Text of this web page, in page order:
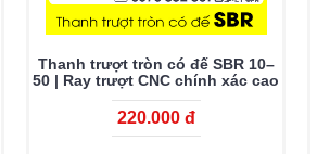
Thanh trượt tròn có đế SBR 10–
50 | Ray trượt CNC chính xác cao
220.000 đ